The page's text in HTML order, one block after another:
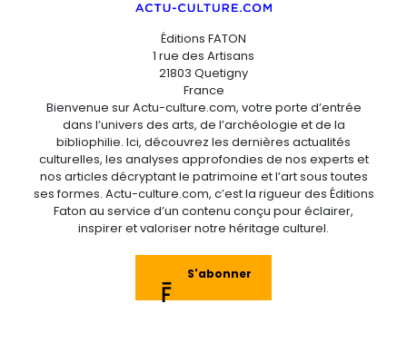
Éditions FATON
1 rue des Artisans
21803 Quetigny
France
Bienvenue sur Actu-culture.com, votre porte d’entrée
dans l’univers des arts, de l’archéologie et de la
bibliophilie. Ici, découvrez les dernières actualités
culturelles, les analyses approfondies de nos experts et
nos articles décryptant le patrimoine et l’art sous toutes
ses formes. Actu-culture.com, c’est la rigueur des Éditions
Faton au service d’un contenu conçu pour éclairer,
inspirer et valoriser notre héritage culturel.
S'abonner